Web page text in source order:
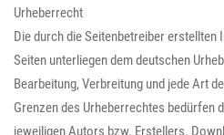
Urheberrecht
Die durch die Seitenbetreiber erstellten
Seiten unterliegen dem deutschen
Bearbeitung, Verbreitung und jede Art
Grenzen des Urheberrechtes bedürfen
jeweiligen Autors bzw. Erstellers.